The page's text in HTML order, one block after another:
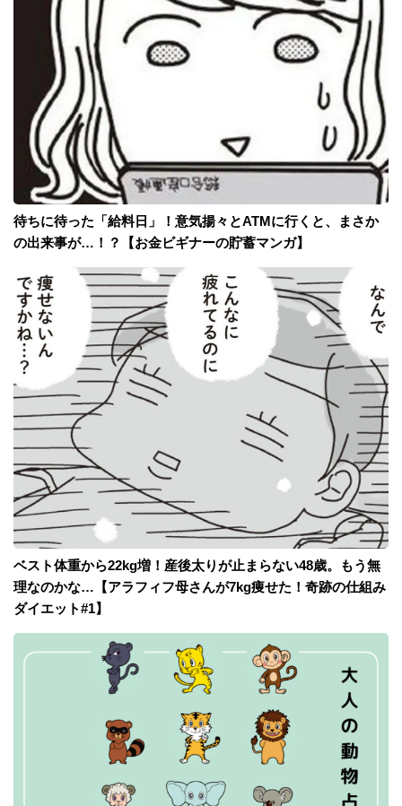
待ちに待った「給料日」！意気揚々とATMに行くと、まさか
の出来事が…！？【お金ビギナーの貯蓄マンガ】
ベスト体重から22kg増！産後太りが止まらない48歳。もう無
理なのかな…【アラフィフ母さんが7kg痩せた！奇跡の仕組み
ダイエット#1】